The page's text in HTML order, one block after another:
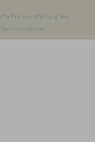
Preisempfehlung des